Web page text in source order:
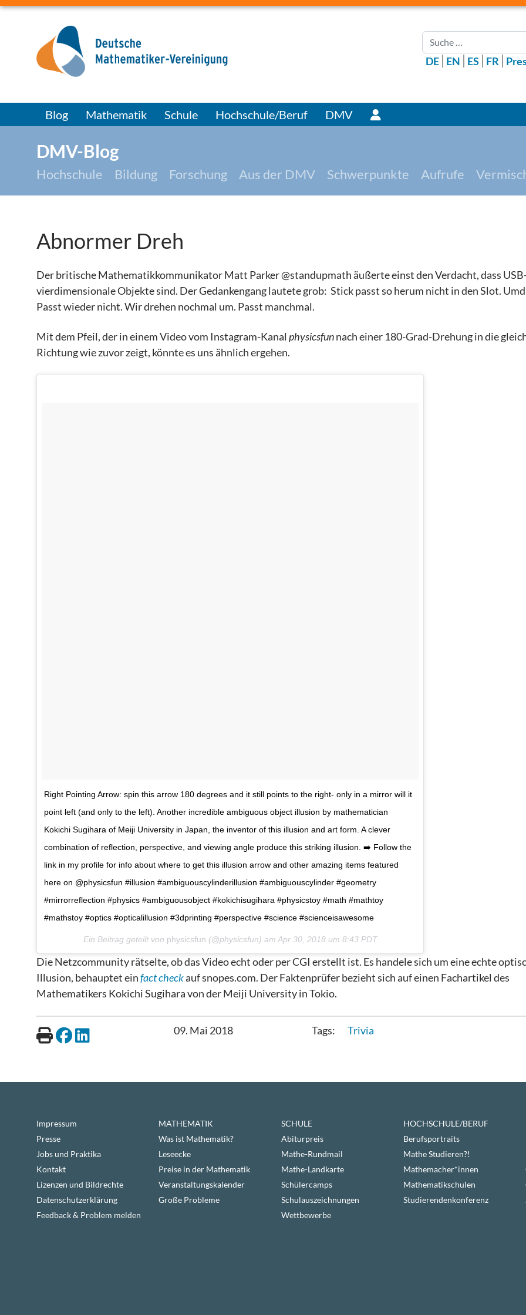
Suchen
DE EN ES FR
Blog Mathematik Schule Hochschule/Beruf DMV
DMV-Blog
Hochschule Bildung Forschung Aus der DMV Schwerpunkte Aufrufe
Abnormer Dreh
Der britische Mathematikkommunikator Matt Parker @standupmath äußerte einst den Verdacht, dass
vierdimensionale Objekte sind. Der Gedankengang lautete grob: Stick passt so herum nicht in den Slot.
Passt wieder nicht. Wir drehen nochmal um. Passt manchmal.
Mit dem Pfeil, der in einem Video vom Instagram-Kanal physicsfunnach einer 180-Grad-Drehung in die
Richtung wie zuvor zeigt, könnte es uns ähnlich ergehen.
Right Pointing Arrow: spin this arrow 180 degrees and it still points to the right- only in a mirror will it
point left (and only to the left). Another incredible ambiguous object illusion by mathematician
Kokichi Sugihara of Meiji University in Japan, the inventor of this illusion and art form. A clever
combination of reflection, perspective, and viewing angle produce this striking illusion. ➡️ Follow the
link in my profile for info about where to get this illusion arrow and other amazing items featured
here on @physicsfun #illusion #ambiguouscylinderillusion #ambiguouscylinder #geometry
#mirrorreflection #physics #ambiguousobject #kokichisugihara #physicstoy #math #mathtoy
#mathstoy #optics #opticalillusion #3dprinting #perspective #science #scienceisawesome
Ein Beitrag geteilt von physicsfun (@physicsfun) am Apr 30, 2018 um 8:43 PDT
Die Netzcommunity rätselte, ob das Video echt oder per CGI erstellt ist. Es handele sich um eine echte
Illusion, behauptet einfact checkauf snopes.com. Der Faktenprüfer bezieht sich auf einen Fachartikel des
Mathematikers Kokichi Sugihara von der Meiji University in Tokio.
09. Mai 2018 Trivia
Impressum
Presse
Jobs und Praktika
Kontakt
Lizenzen und Bildrechte
Datenschutzerklärung
Feedback & Problem melden
MATHEMATIK
Was ist Mathematik?
Leseecke
Preise in der Mathematik
Veranstaltungskalender
Große Probleme
SCHULE
Abiturpreis
Mathe-Rundmail
Mathe-Landkarte
Schülercamps
Schulauszeichnungen
Wettbewerbe
HOCHSCHULE/BERUF
Berufsportraits
Mathe Studieren?!
Mathemacher*innen
Mathematikschulen
Studierendenkonferenz